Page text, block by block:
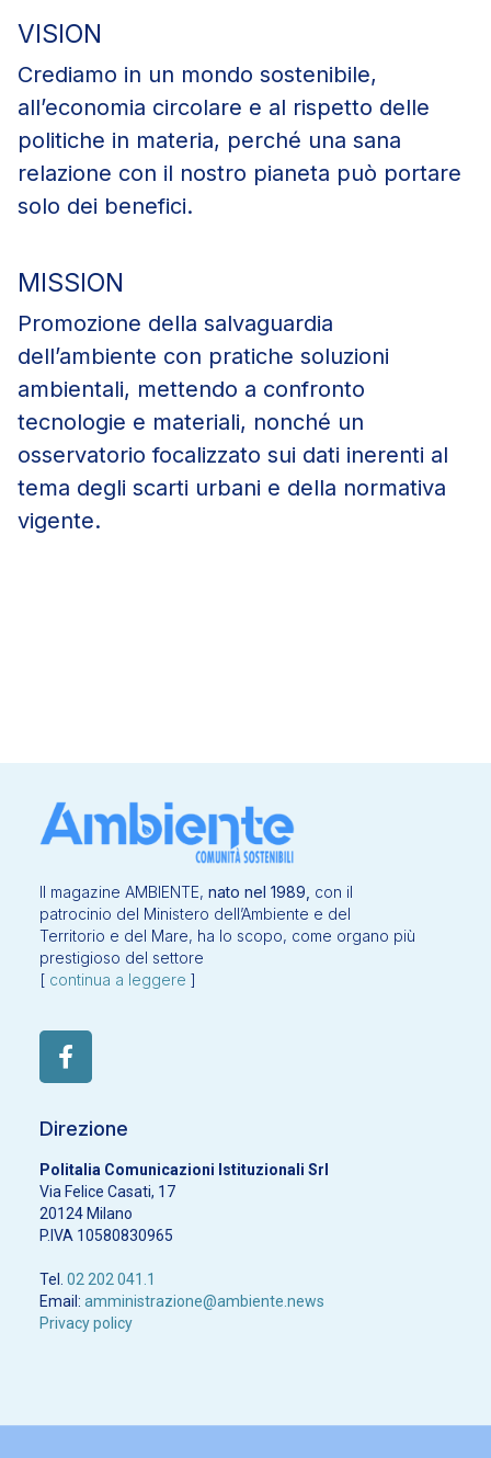
VISION
Crediamo in un mondo sostenibile,
all’economia circolare e al rispetto delle
politiche in materia, perché una sana
relazione con il nostro pianeta può portare
solo dei benefici.
MISSION
Promozione della salvaguardia
dell’ambiente con pratiche soluzioni
ambientali, mettendo a confronto
tecnologie e materiali, nonché un
osservatorio focalizzato sui dati inerenti al
tema degli scarti urbani e della normativa
vigente.
Il magazine AMBIENTE, nato nel 1989, con il
patrocinio del Ministero dell’Ambiente e del
Territorio e del Mare, ha lo scopo, come organo più
prestigioso del settore
[ continua a leggere ]
Direzione
Politalia Comunicazioni Istituzionali Srl
Via Felice Casati, 17
20124 Milano
P.IVA 10580830965
Tel. 02 202 041.1
Email: amministrazione@ambiente.news
Privacy policy